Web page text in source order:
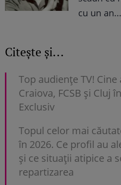
cu un
Citește și...
Top audienţe TV!
Craiova, FCSB şi Cluj
Exclusiv
Topul celor mai
în 2026. Ce profil au
și ce situații atipice a
repartizarea